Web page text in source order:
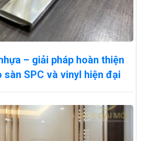
– giải pháp hoàn thiện
sàn SPC và vinyl hiện đại